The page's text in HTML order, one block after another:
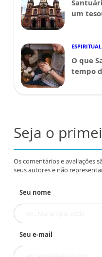
um
O que
tempo
Seja o
Os comentários e avaliações
seus autores e não
Seu nome
Seu e-mail